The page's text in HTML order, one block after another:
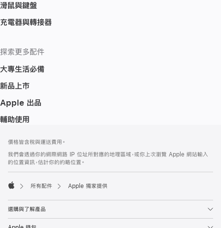
滑鼠與鍵盤
充電器與轉接器
探索更多配件
大專生活必備
新品上市
Apple 出品
輔助使用
腳
腳
價格皆含稅與運送費用。
我們會透過你的網際網路 IP 位址所對應的地理區域，或你上次瀏覽 Apple 網站輸入
的位置資訊，估計你的約略位置。
所有配件 Apple 獨家提供
選購與了解產品